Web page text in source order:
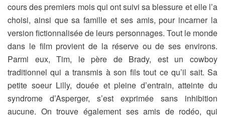
cours des premiers mois qui ont suivi sa blessure et elle l’a
choisi, ainsi que sa famille et ses amis, pour incarner la
version fictionnalisée de leurs personnages. Tout le monde
dans le film provient de la réserve ou de ses environs.
Parmi eux, Tim, le père de Brady, est un cowboy
traditionnel qui a transmis à son fils tout ce qu’il sait. Sa
petite soeur Lilly, douée et pleine d’entrain, atteinte du
syndrome d’Asperger, s’est exprimée sans inhibition
aucune. On trouve également ses amis de rodéo, qui